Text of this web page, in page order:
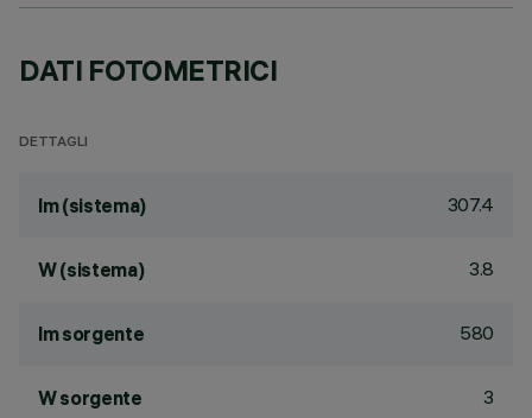
DATI FOTOMETRICI
DETTAGLI
lm (sistema) 307.4
W (sistema) 3.8
lm sorgente 580
W sorgente 3